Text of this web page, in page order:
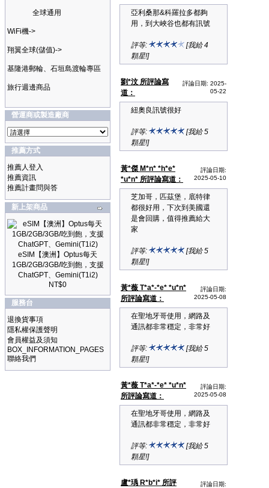
全球通用
WiFi機->
翔翼全球(儲值)->
基隆港郵輪、石垣島渡輪專區
旅行週邊商品
營運商或製造廠商
推薦方式
推薦人登入
推薦資訊
推薦計畫問與答
新上架商品
eSIM【澳洲】Optus每天
1GB/2GB/3GB/吃到飽，支援
ChatGPT、Gemini(T1i2)
NT$0
服務台
退換貨事項
隱私權保護聲明
會員權益及須知
BOX_INFORMATION_PAGES
聯絡我們
亞利桑那&科羅拉多都夠
用，到大峽谷也都有訊號
評等:
[我給 4
顆星!]
劉*汶 所評論寫
道：
評論日期: 2025-
05-22
紐奧良訊號很好
評等:
[我給 5
顆星!]
黃*傑 M*n* *h*e*
*u*n* 所評論寫道：
評論日期:
2025-05-10
芝加哥，匹茲堡，底特律
都很好用，下次到美國還
是會回購，值得推薦給大
家
評等:
[我給 5
顆星!]
黃*薇 T*a*-*e* *u*n*
所評論寫道：
評論日期:
2025-05-08
在聖地牙哥使用，網路及
通訊都非常穩定，非常好
評等:
[我給 5
顆星!]
黃*薇 T*a*-*e* *u*n*
所評論寫道：
評論日期:
2025-05-08
在聖地牙哥使用，網路及
通訊都非常穩定，非常好
評等:
[我給 5
顆星!]
盧*瑀 R*b*i* 所評
評論日期: